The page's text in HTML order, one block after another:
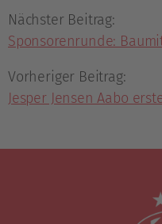
Nächster Beitrag:
Sponsorenrunde:
Vorheriger Beitrag:
Jesper Jensen Aabo